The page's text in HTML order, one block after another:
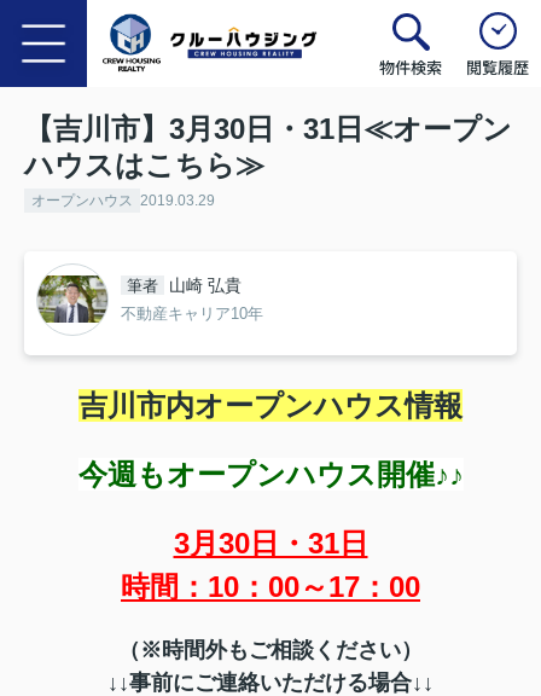
物件検索 閲覧履歴
【吉川市】3月30日・31日≪オープン
ハウスはこちら≫
オープンハウス 2019.03.29
筆者 山崎 弘貴
不動産キャリア10年
吉川市内オープンハウス情報
今週もオープンハウス開催♪♪
3月30日・31日
時間：10：00～17：00
（※時間外もご相談ください）
↓↓事前にご連絡いただける場合↓↓